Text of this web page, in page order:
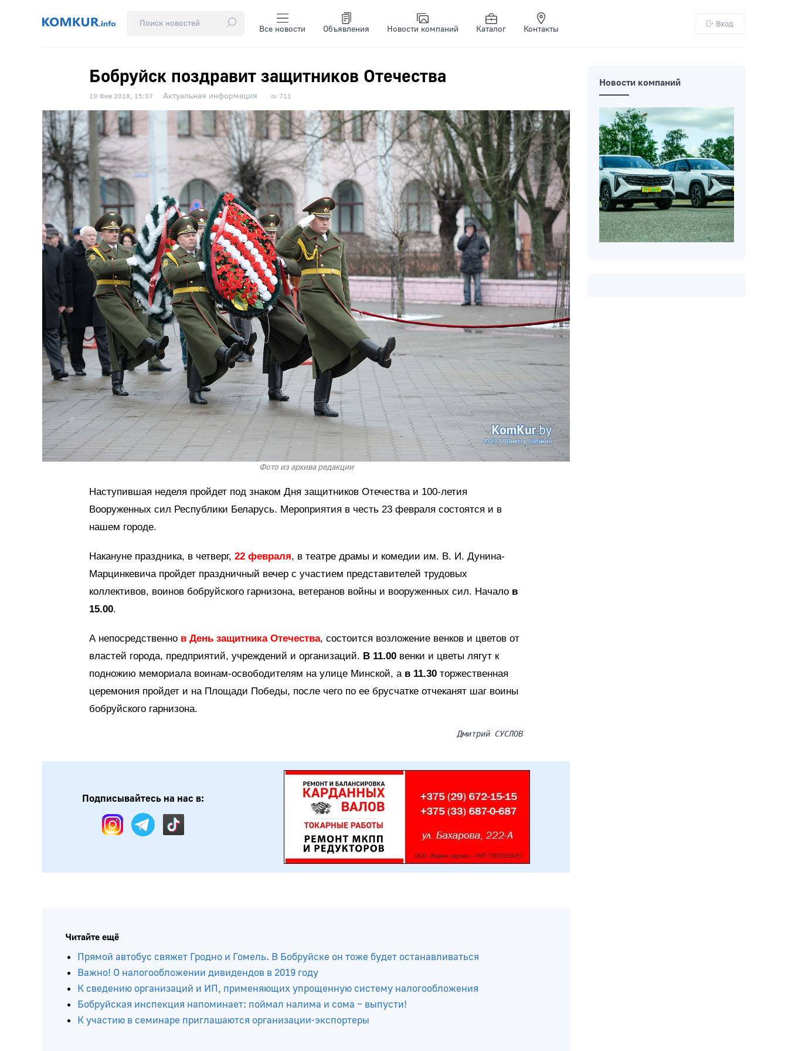
Все новости Объявления Новости компаний Каталог Контакты
Вход
Бобруйск поздравит защитников Отечества
19 Фев 2018, 15:37 Актуальная информация 711
Фото из архива редакции
Наступившая неделя пройдет под знаком Дня защитников Отечества и 100-летия
Вооруженных сил Республики Беларусь. Мероприятия в честь 23 февраля состоятся и в
нашем городе.
Накануне праздника, в четверг, 22 февраля, в театре драмы и комедии им. В. И. Дунина-
Марцинкевича пройдет праздничный вечер с участием представителей трудовых
коллективов, воинов бобруйского гарнизона, ветеранов войны и вооруженных сил. Начало в
15.00.
А непосредственно в День защитника Отечества, состоится возложение венков и цветов от
властей города, предприятий, учреждений и организаций. В 11.00 венки и цветы лягут к
подножию мемориала воинам-освободителям на улице Минской, а в 11.30 торжественная
церемония пройдет и на Площади Победы, после чего по ее брусчатке отчеканят шаг воины
бобруйского гарнизона.
Дмитрий СУСЛОВ
Подписывайтесь на нас в:
Читайте ещё
Прямой автобус свяжет Гродно и Гомель. В Бобруйске он тоже будет останавливаться
Важно! О налогообложении дивидендов в 2019 году
К сведению организаций и ИП, применяющих упрощенную систему налогообложения
Бобруйская инспекция напоминает: поймал налима и сома – выпусти!
К участию в семинаре приглашаются организации-экспортеры
Новости компаний